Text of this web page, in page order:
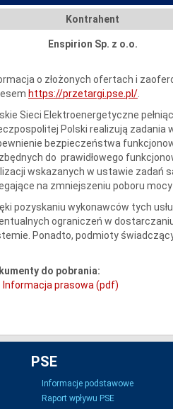
Kontrahent
Enspirion Sp. z o.o.
o złożonych ofertach i
https://przetargi.pse.pl/.
Sieci Elektroenergetyczne
Polski realizują zadania
bezpieczeństwa
do prawidłowego
wskazanych w ustawie zadań
na zmniejszeniu poboru
pozyskaniu wykonawców tych
ograniczeń w
Ponadto, podmioty
do pobrania:
Informacja prasowa (pdf)
PSE
Informacje podstawowe
Raport wpływu PSE